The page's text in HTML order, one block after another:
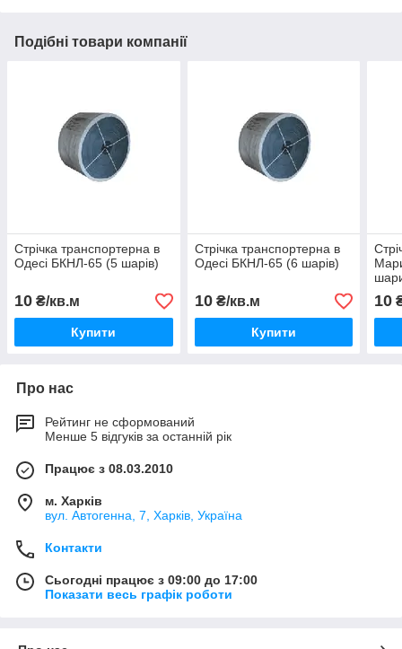
Подібні товари компанії
Стрічка транспортерна в
Одесі БКНЛ-65 (5 шарів)
10 ₴/кв.м
Купити
Стрічка транспортерна в
Одесі БКНЛ-65 (6 шарів)
10₴/кв.м
Купити
10
Про нас
Рейтинг не сформований
Менше 5 відгуків за останній рік
Працює з 08.03.2010
м. Харків
вул. Автогенна, 7, Харків, Україна
Контакти
Сьогодні працює з 09:00 до 17:00
Показати весь графік роботи